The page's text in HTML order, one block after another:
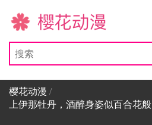
樱花动漫
樱花动漫 /
上伊那牡丹，酒醉身姿似百合花般